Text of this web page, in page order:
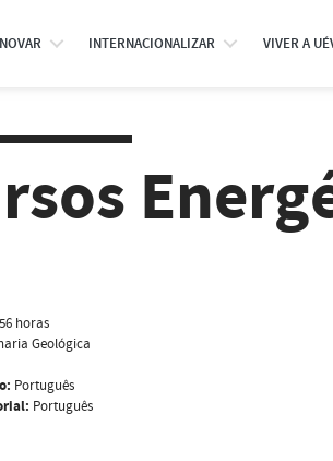
INTERNACIONALIZAR VIVER A
horas
Geológica
Português
Português